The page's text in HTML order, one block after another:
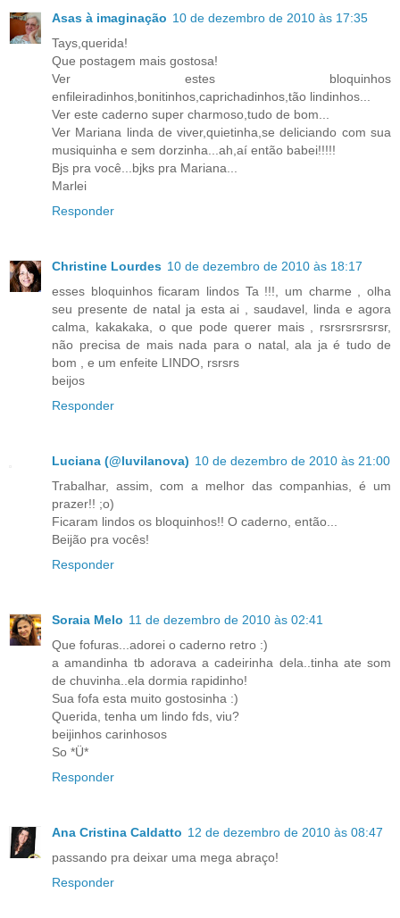
Asas à imaginação 10 de dezembro de 2010 às 17:35
Tays,querida!
Que postagem mais gostosa!
Ver estes bloquinhos
enfileiradinhos,bonitinhos,caprichadinhos,tão lindinhos...
Ver este caderno super charmoso,tudo de bom...
Ver Mariana linda de viver,quietinha,se deliciando com sua
musiquinha e sem dorzinha...ah,aí então babei!!!!!
Bjs pra você...bjks pra Mariana...
Marlei
Responder
Christine Lourdes 10 de dezembro de 2010 às 18:17
esses bloquinhos ficaram lindos Ta !!!, um charme , olha
seu presente de natal ja esta ai , saudavel, linda e agora
calma, kakakaka, o que pode querer mais , rsrsrsrsrsrsr,
não precisa de mais nada para o natal, ala ja é tudo de
bom , e um enfeite LINDO, rsrsrs
beijos
Responder
Luciana (@luvilanova) 10 de dezembro de 2010 às 21:00
Trabalhar, assim, com a melhor das companhias, é um
prazer!! ;o)
Ficaram lindos os bloquinhos!! O caderno, então...
Beijão pra vocês!
Responder
Soraia Melo 11 de dezembro de 2010 às 02:41
Que fofuras...adorei o caderno retro :)
a amandinha tb adorava a cadeirinha dela..tinha ate som
de chuvinha..ela dormia rapidinho!
Sua fofa esta muito gostosinha :)
Querida, tenha um lindo fds, viu?
beijinhos carinhosos
So *Ü*
Responder
Ana Cristina Caldatto 12 de dezembro de 2010 às 08:47
passando pra deixar uma mega abraço!
Responder